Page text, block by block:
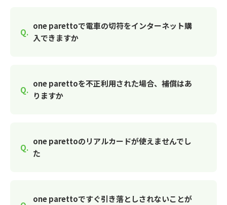
one parettoで電車の切符をインターネット購
入できますか
one parettoを不正利用された場合、補償はあ
りますか
one parettoのリアルカードが使えませんでし
た
one parettoですぐ引き落としされないことが